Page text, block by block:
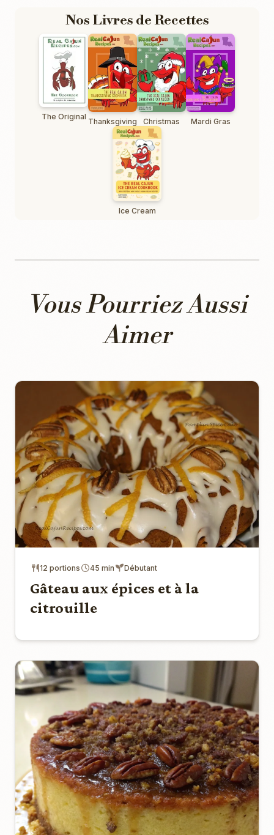
Nos Livres de Recettes
The Original Thanksgiving Christmas Mardi Gras
Ice Cream
Vous Pourriez Aussi
Aimer
12 portions 45 min Débutant
Gâteau aux épices et à la
citrouille